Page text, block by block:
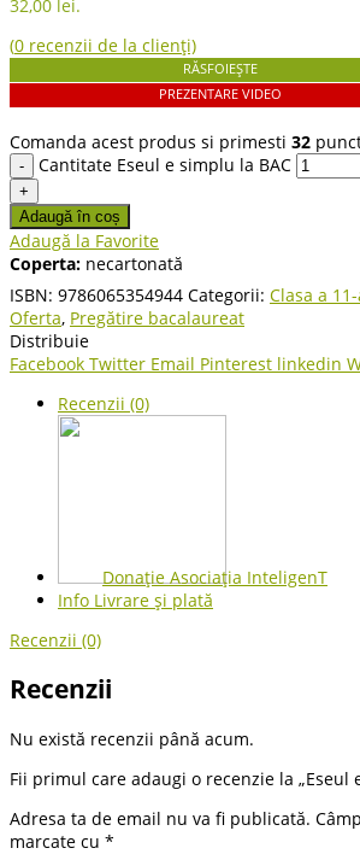
32,00 lei.
(0 recenzii de la clienți)
RĂSFOIEȘTE
PREZENTARE VIDEO
Comanda acest produs si primesti 32
Cantitate Eseul e simplu la BAC
Adaugă în coș
Adaugă la Favorite
Coperta: necartonată
ISBN: 9786065354944 Categorii: Clasa a
Oferta, Pregătire bacalaureat
Distribuie
Facebook Twitter Email Pinterest linkedin
Recenzii (0)
Donație Asociația InteligenT
Info Livrare și plată
Recenzii (0)
Recenzii
Nu există recenzii până acum.
Fii primul care adaugi o recenzie la „Eseul
Adresa ta de email nu va fi publicată.
marcate cu *